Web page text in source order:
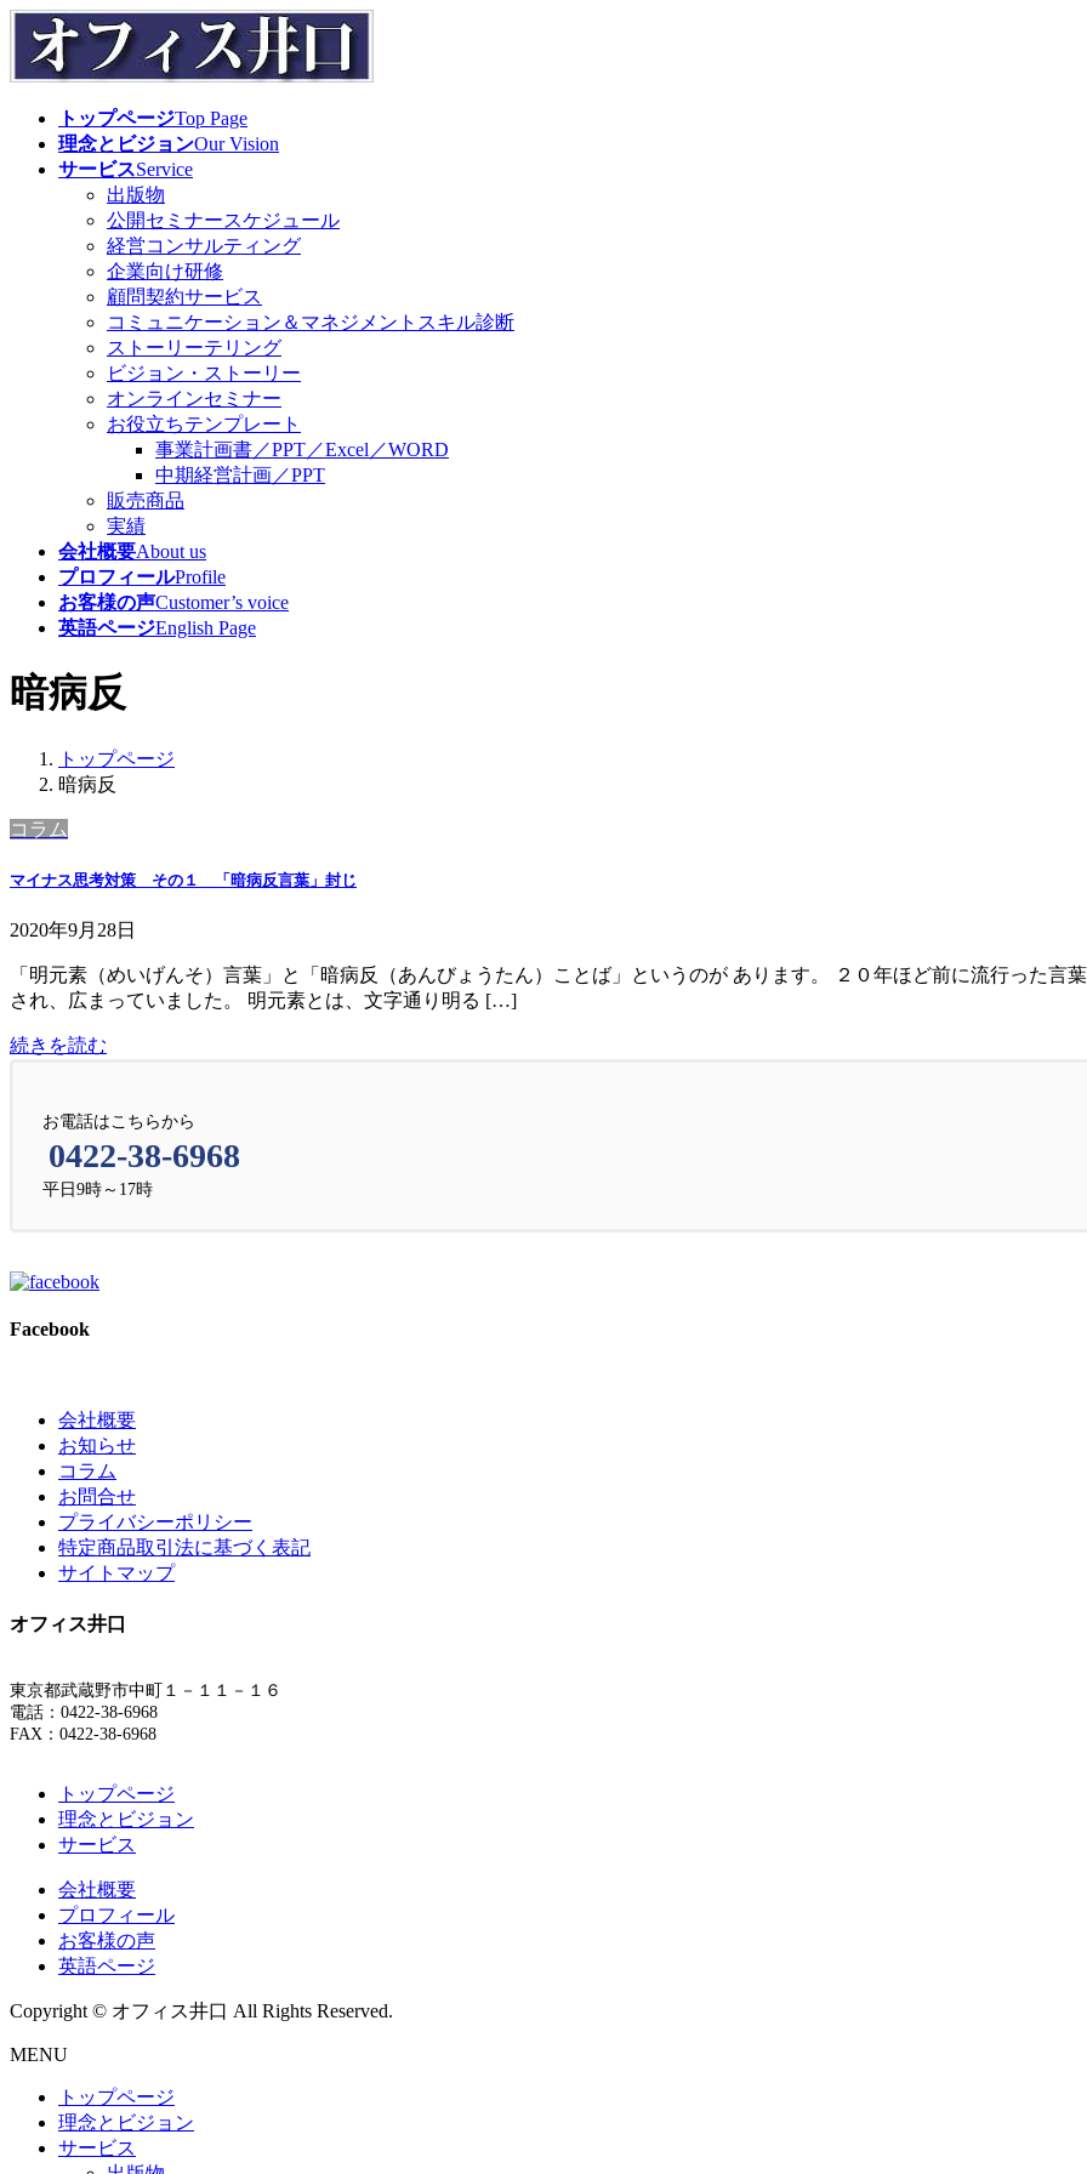
コ
ナ
トップページTop Page
理念とビジョンOur Vision
サービスService
出版物
公開セミナースケジュール
経営コンサルティング
企業向け研修
顧問契約サービス
コミュニケーション＆マネジメントスキル診断
ストーリーテリング
ビジョン・ストーリー
オンラインセミナー
お役立ちテンプレート
事業計画書／PPT／Excel／WORD
中期経営計画／PPT
販売商品
実績
会社概要About us
プロフィールProfile
お客様の声Customer’s voice
英語ページEnglish Page
暗病反
トップページ
暗病反
コラム
マイナス思考対策 その１ 「暗病反言葉」封じ
2020年9月28日
「明元素（めいげんそ）言葉」と「暗病反（あんびょうたん）ことば」というのが あります。 ２０年ほど前に流行った言
され、広まっていました。 明元素とは、文字通り明る […]
続きを読む
お電話はこちらから
0422-38-6968
平日9時～17時
Facebook
会社概要
お知らせ
コラム
お問合せ
プライバシーポリシー
特定商品取引法に基づく表記
サイトマップ
オフィス井口
東京都武蔵野市中町１－１１－１６
電話：0422-38-6968
FAX：0422-38-6968
トップページ
理念とビジョン
サービス
会社概要
プロフィール
お客様の声
英語ページ
Copyright © オフィス井口 All Rights Reserved.
MENU
トップページ
理念とビジョン
サービス